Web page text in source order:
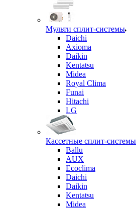
Мульти сплит-системы
Daichi
Axioma
Daikin
Kentatsu
Midea
Royal Clima
Funai
Hitachi
LG
Кассетные сплит-системы
Ballu
AUX
Ecoclima
Daichi
Daikin
Kentatsu
Midea